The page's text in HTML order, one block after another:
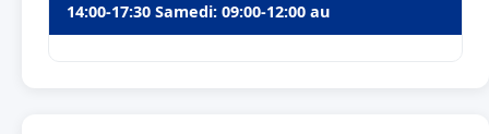
14:00-17:30 Samedi: 09:00-12:00 au